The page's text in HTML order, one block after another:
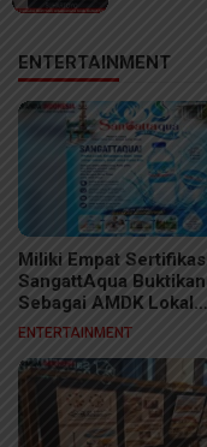
ENTERTAINMENT
Miliki Empat
SangattAqua
Sebagai AMDK Lokal
Berkelas
ENTERTAINMENT